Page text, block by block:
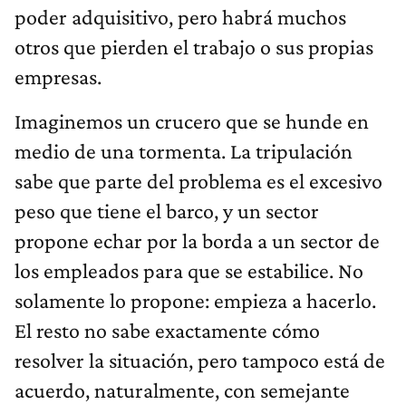
poder adquisitivo, pero habrá muchos
otros que pierden el trabajo o sus propias
empresas.
Imaginemos un crucero que se hunde en
medio de una tormenta. La tripulación
sabe que parte del problema es el excesivo
peso que tiene el barco, y un sector
propone echar por la borda a un sector de
los empleados para que se estabilice. No
solamente lo propone: empieza a hacerlo.
El resto no sabe exactamente cómo
resolver la situación, pero tampoco está de
acuerdo, naturalmente, con semejante